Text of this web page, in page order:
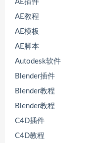
AE插件
AE教程
AE模板
AE脚本
Autodesk软件
Blender插件
Blender教程
Blender教程
C4D插件
C4D教程